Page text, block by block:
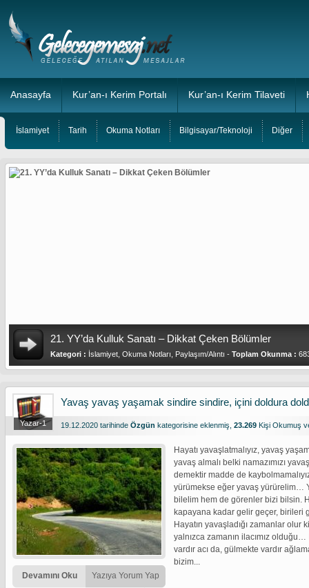
Anasayfa Kur’an-ı Kerim Portalı Kur’an-ı Kerim Tilaveti
İslamiyet Tarih Okuma Notları Bilgisayar/Teknoloji Diğer
21. YY’da Kulluk Sanatı – Dikkat Çeken Bölümler
Kategori : İslamiyet Okuma Notları Paylaşım/Alıntı - Toplam Okunma :
Yazar-1
Yavaş yavaş yaşamak sindire sindire, içini doldura
19.12.2020 tarihinde Özgün kategorisine eklenmiş, 23.269 Kişi Okumuş
Devamını Oku Yazıya Yorum Yap
Hayatı yavaşlatmalıyız, yavaş
yavaş almalı belki namazımızı
demektir madde de
yürümekse eğer yavaş yürürelim…
bilelim hem de görenler bizi bilsin.
kapayana kadar gelir geçer, birileri
Hayatın yavaşladığı zamanlar olur
yalnızca zamanın ilacımız
vardır acı da, gülmekte vardır
bizim...